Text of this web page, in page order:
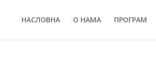
НАСЛОВНА О НАМА ПРОГРАМ